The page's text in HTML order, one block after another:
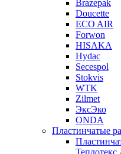
Brazepak
Doucette
ECO AIR
Forwon
HISAKA
Hydac
Secespol
Stokvis
WTK
Zilmet
ЭксЭко
ONDA
Пластинчатые
Теплотекс